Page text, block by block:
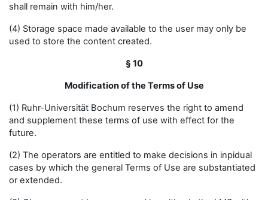
shall remain with him/her.
(4) Storage space made available to the user may only be
used to store the content created.
§ 10
Modification of the Terms of Use
(1) Ruhr-Universität Bochum reserves the right to amend
and supplement these terms of use with effect for the
future.
(2) The operators are entitled to make decisions in inpidual
cases by which the general Terms of Use are substantiated
or extended.